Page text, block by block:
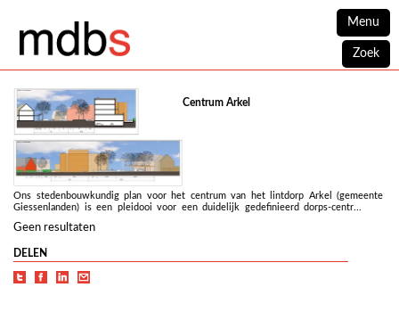
Menu
Zoek
Centrum Arkel
Ons stedenbouwkundig plan voor het centrum van het lintdorp Arkel (gemeente
Giessenlanden) is een pleidooi voor een duidelijk gedefinieerd dorps-centr...
Geen resultaten
DELEN